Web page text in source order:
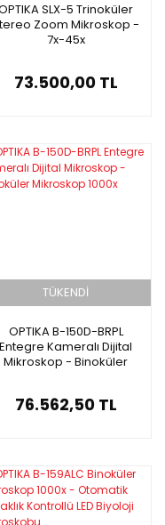
SLX-5 Trinoküler
Zoom Mikroskop -
7x-45x
73.500,00 TL
TÜKENDİ
OPTIKA B-150D-BRPL
Entegre Kameralı Dijital
Mikroskop - Binoküler
76.562,50 TL